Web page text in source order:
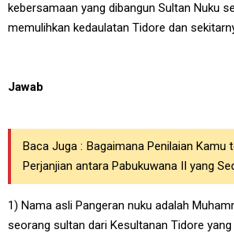
kebersamaan yang dibangun Sultan Nuku
memulihkan kedaulatan Tidore dan
Jawab
Baca Juga : Bagaimana Penilaian Kamu
Perjanjian antara Pabukuwana II yang
1) Nama asli Pangeran nuku adalah
seorang sultan dari Kesultanan Tidore